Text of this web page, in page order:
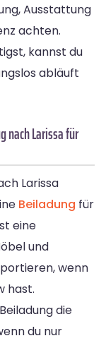
Ausstattung
achten.
kannst du
abläuft
nach Larissa für
Larissa
Beiladung für
eine
und
wenn
hast.
die
du nur